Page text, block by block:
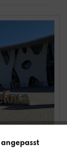
Aktiv
angepasst